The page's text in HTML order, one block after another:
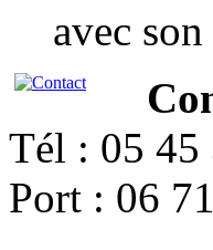
avec
Tél : 05 45
Port : 06